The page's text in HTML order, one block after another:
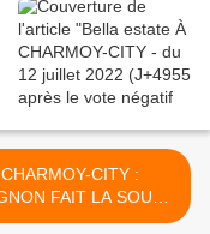
CHARMOY-CITY :
FAIT LA SOUPE
L’UNION FAIT LA